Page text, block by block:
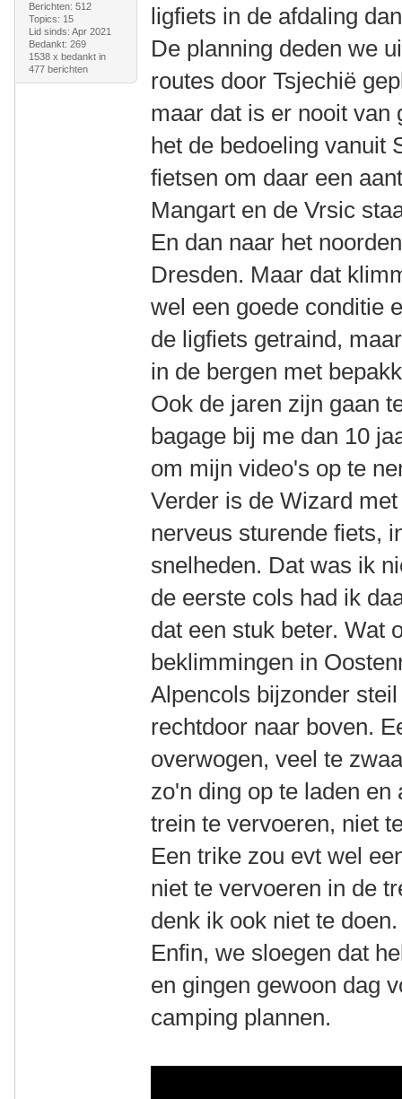
Berichten: 512
Topics: 15
Lid sinds: Apr 2021
Bedankt: 269
1538 x bedankt in
477 berichten
ligfiets in de afdaling
De planning deden we
routes door Tsjechië
maar dat is er nooit
het de bedoeling vanuit
fietsen om daar een
Mangart en de Vrsic
En dan naar het
Dresden. Maar dat
wel een goede conditie
de ligfiets getraind,
in de bergen met
Ook de jaren zijn gaan
bagage bij me dan 10
om mijn video's op te
Verder is de Wizard
nerveus sturende fiets,
snelheden. Dat was ik
de eerste cols had ik
dat een stuk beter. Wat
beklimmingen in
Alpencols bijzonder
rechtdoor naar boven.
overwogen, veel te
zo'n ding op te laden
trein te vervoeren, niet
Een trike zou evt wel
niet te vervoeren in de
denk ik ook niet te doen.
Enfin, we sloegen dat
en gingen gewoon dag
camping plannen.